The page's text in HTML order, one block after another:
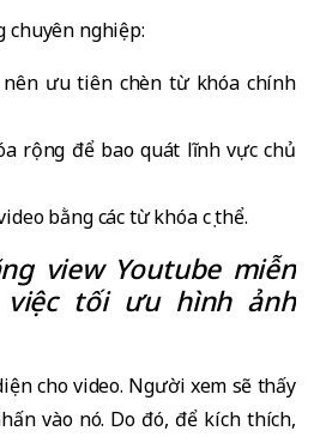
chuyên nghiệp:
ưu tiên chèn từ khóa chính
rộng để bao quát lĩnh vực chủ
bằng các từ khóa cụ thể.
view Youtube miễn
tối ưu hình ảnh
cho video. Người xem sẽ thấy
vào nó. Do đó, để kích thích,